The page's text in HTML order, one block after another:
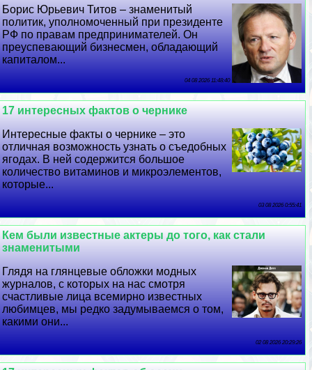
Борис Юрьевич Титов – знаменитый
политик, уполномоченный при президенте
РФ по правам предпринимателей. Он
преуспевающий бизнесмен, обладающий
капиталом...
04 08 2026 11:48:40
17 интересных фактов о чернике
Интересные факты о чернике – это
отличная возможность узнать о съедобных
ягодах. В ней содержится большое
количество витаминов и микроэлементов,
которые...
03 08 2026 0:55:41
Кем были известные актеры до того, как стали
знаменитыми
Глядя на глянцевые обложки модных
журналов, с которых на нас смотря
счастливые лица всемирно известных
любимцев, мы редко задумываемся о том,
какими они...
02 08 2026 20:29:26